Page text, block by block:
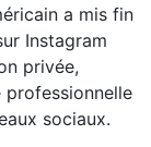
a mis fin
Instagram
privée,
sociaux.